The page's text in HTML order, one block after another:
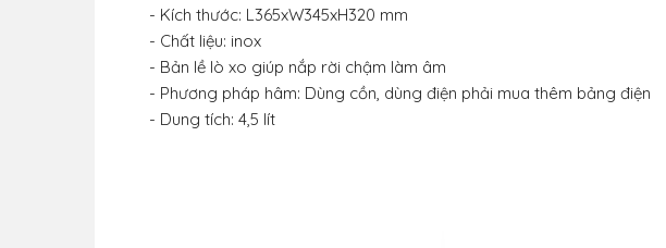
- Kích thước: L365xW345xH320 mm
- Chất liệu: inox
- Bản lề lò xo giúp nắp rời chậm làm âm
- Phương pháp hâm: Dùng cồn, dùng điện phải mua thêm bảng điện
- Dung tích: 4,5 lít